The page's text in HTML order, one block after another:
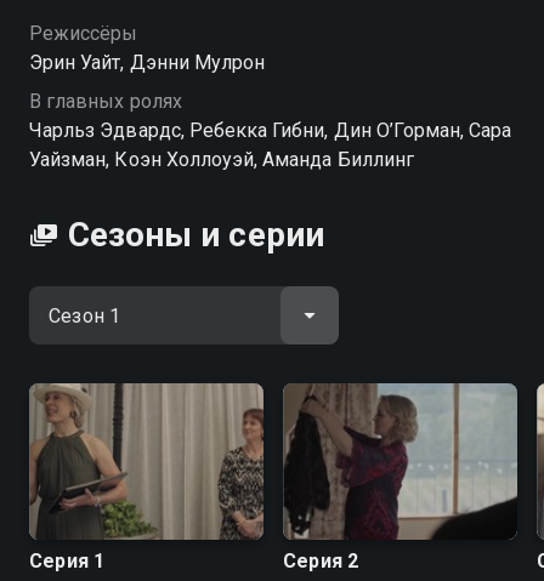
Режиссёры
Эрин Уайт, Дэнни Мулрон
В главных ролях
Чарльз Эдвардс, Ребекка Гибни, Дин О’Горман, Сара
Уайзман, Коэн Холлоуэй, Аманда Биллинг
Сезоны и серии
Серия 1 Серия 2